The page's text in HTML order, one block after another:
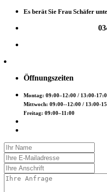
Es berät Sie Frau Schäfer
Öffnungszeiten
Montag: 09:00–12:00 / 13:00-
Mittwoch: 09:00--12:00 / 13:00-
Freitag: 09:00–11:00